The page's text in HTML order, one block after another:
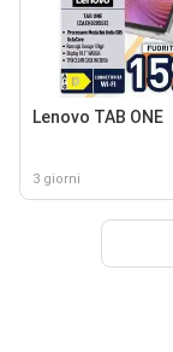
Lenovo TAB ONE
3 giorni